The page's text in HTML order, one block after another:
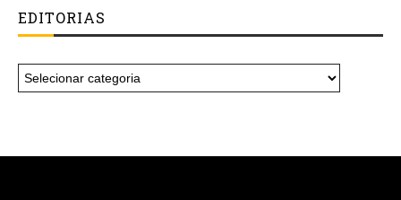
EDITORIAS